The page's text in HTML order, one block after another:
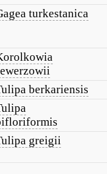
turkestanica
berkariensis
greigii